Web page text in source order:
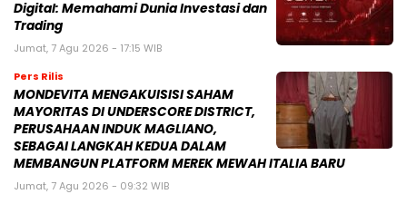
Digital: Memahami Dunia Investasi dan
Trading
Jumat, 7 Agu 2026 - 17:15 WIB
Pers Rilis
MONDEVITA MENGAKUISISI SAHAM
MAYORITAS DI UNDERSCORE DISTRICT,
PERUSAHAAN INDUK MAGLIANO,
SEBAGAI LANGKAH KEDUA DALAM
MEMBANGUN PLATFORM MEREK MEWAH ITALIA BARU
Jumat, 7 Agu 2026 - 09:32 WIB